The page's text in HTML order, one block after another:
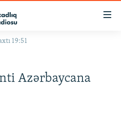
19:51
Azərbaycana